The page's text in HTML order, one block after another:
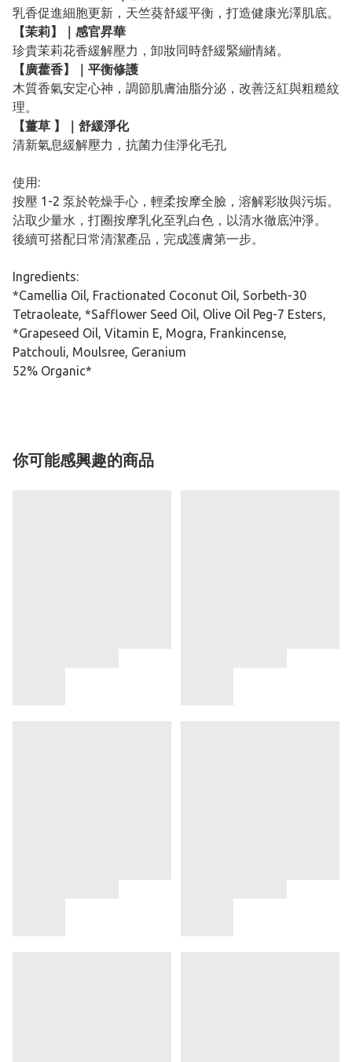
乳香促進細胞更新，天竺葵舒緩平衡，打造健康光澤肌底。
【茉莉】｜感官昇華
珍貴茉莉花香緩解壓力，卸妝同時舒緩緊繃情緒。
【廣藿香】｜平衡修護
木質香氣安定心神，調節肌膚油脂分泌，改善泛紅與粗糙紋
理。
【薑草 】｜舒緩淨化
清新氣息緩解壓力，抗菌力佳淨化毛孔
使用:
按壓 1-2 泵於乾燥手心，輕柔按摩全臉，溶解彩妝與污垢。
沾取少量水，打圈按摩乳化至乳白色，以清水徹底沖淨。
後續可搭配日常清潔產品，完成護膚第一步。
Ingredients:
*Camellia Oil, Fractionated Coconut Oil, Sorbeth-30
Tetraoleate, *Safflower Seed Oil, Olive Oil Peg-7 Esters,
*Grapeseed Oil, Vitamin E, Mogra, Frankincense,
Patchouli, Moulsree, Geranium
52% Organic*
你可能感興趣的商品